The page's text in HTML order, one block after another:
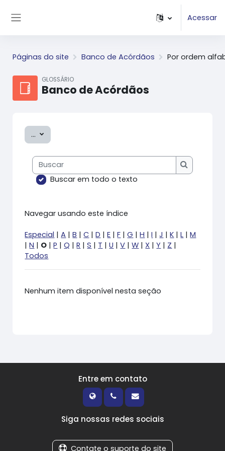
Acessar
Páginas do site Banco de Acórdãos Por ordem
GLOSSÁRIO
Banco de Acórdãos
... Exportar itens
Buscar
Buscar
Buscar em todo o texto
Navegar usando este índice
Especial |A |B |C |D |E |F |G |H |I |J |K |L |M
|N | O |P |Q |R |S | T |U |V |W | X |Y | Z |
Todos
Nenhum item disponível nesta seção
Entre em contato
Siga nossas redes sociais
Contate o suporte do site